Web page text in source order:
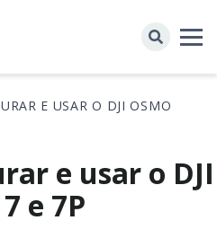
E USAR O DJI OSMO
e usar o DJI
e 7P